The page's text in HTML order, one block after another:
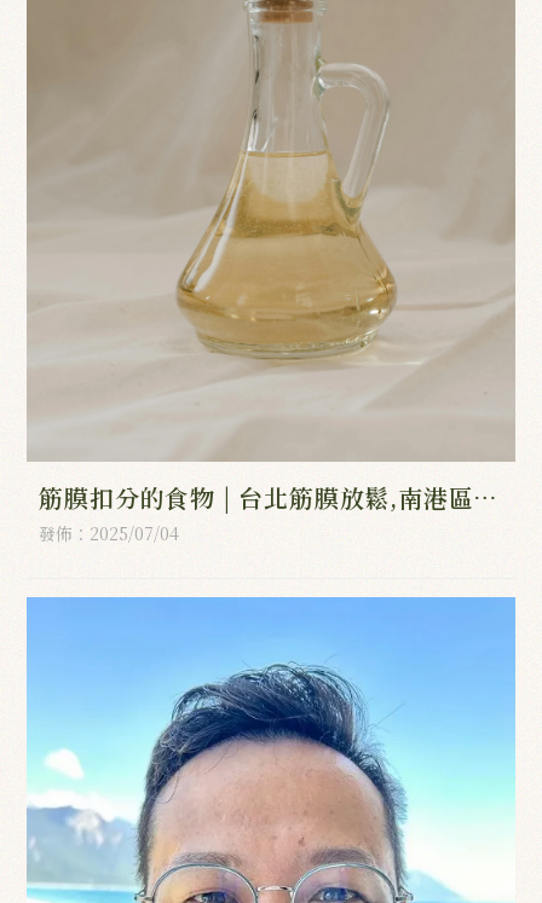
筋膜扣分的食物 | 台北筋膜放鬆,南港區筋
膜放鬆,台北筋膜按摩,南港區筋膜按摩
發佈：2025/07/04